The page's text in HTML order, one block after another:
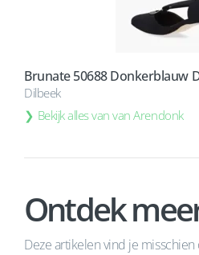
Brunate 50688 Donkerblauw
Dilbeek
Bekijk alles van van Arendonk
Ontdek
Deze artikelen vind je